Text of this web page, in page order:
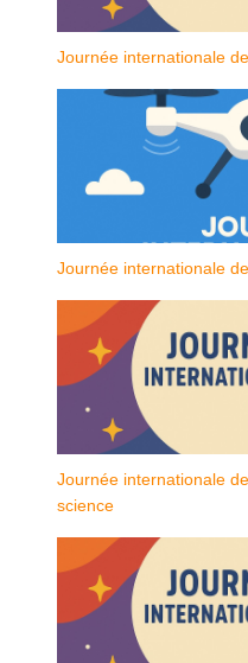
Journée internationale
Journée internationale
Journée internationale
science